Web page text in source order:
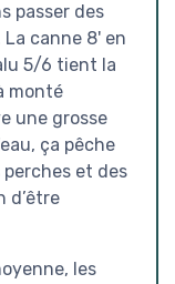
passer des
canne 8' en
5/6 tient la
monté
une grosse
ça pêche
et des
d’être
les